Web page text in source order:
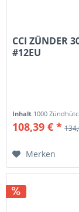
CCI ZÜNDER
#12EU
Inhalt 1000
108,39 € *
Merken